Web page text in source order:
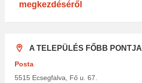
megkezdéséről
A TELEPÜLÉS FŐBB PONTJAI
Posta
5515 Ecsegfalva, Fő u. 67.